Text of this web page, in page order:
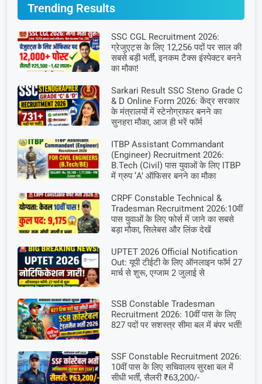
Trending Results
SSC CGL Recruitment 2026:
ग्रेजुएट्स के लिए 12,256 पदों पर साल की
सबसे बड़ी भर्ती, इनकम टैक्स इंस्पेक्टर बनने
का मौका!
Sarkari Result SSC Steno Grade C
& D Online Form 2026: केंद्र सरकार
के मंत्रालयों में स्टेनोग्राफर बनने का
सुनहरा मौका, आज ही भरें फॉर्म
ITBP Assistant Commandant
(Engineer) Recruitment 2026:
B.Tech (Civil) पास युवाओं के लिए ITBP
में ग्रुप ‘A’ ऑफिसर बनने का मौका
CRPF Constable Technical &
Tradesman Recruitment 2026:10वीं
पास युवाओं के लिए फोर्स में जाने का सबसे
बड़ा मौका, सिलेबस और लिंक देखें
UPTET 2026 Official Notification
Out: यूपी टीईटी के लिए ऑनलाइन फॉर्म 27
मार्च से शुरू, एग्जाम 2 जुलाई से
SSB Constable Tradesman
Recruitment 2026: 10वीं पास के लिए
827 पदों पर सशस्त्र सीमा बल में बंपर भर्ती!
SSF Constable Recruitment 2026:
10वीं पास के लिए सचिवालय सुरक्षा बल में
सीधी भर्ती, सैलरी ₹63,200/-